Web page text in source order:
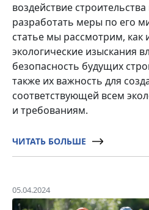
воздействие
разработать меры по его
статье мы рассмотрим, как
экологические изыскания
безопасность будущих
также их важность для
соответствующей всем
и требованиям.
ЧИТАТЬ БОЛЬШЕ
05.04.2024